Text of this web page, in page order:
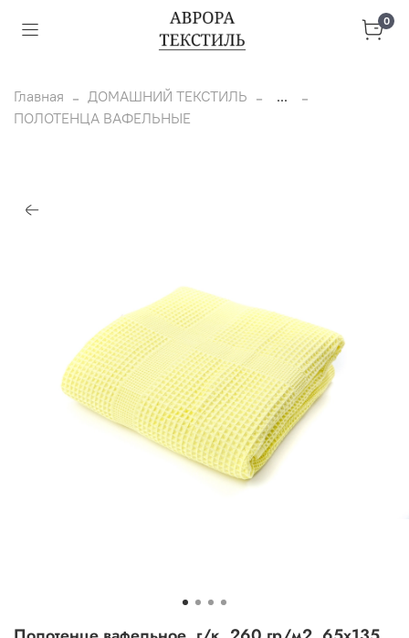
0
Главная ДОМАШНИЙ ТЕКСТИЛЬ
...
ПОЛОТЕНЦА ВАФЕЛЬНЫЕ